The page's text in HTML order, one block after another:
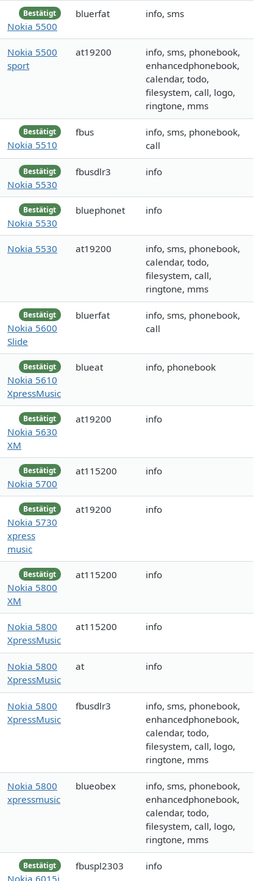
Bestätigt
Nokia 5500
bluerfat info, sms
Nokia 5500
sport
at19200
info, sms, phonebook,
enhancedphonebook,
calendar, todo,
filesystem, call, logo,
ringtone, mms
Bestätigt
Nokia 5510
fbus
info, sms, phonebook,
call
Bestätigt
Nokia 5530
fbusdlr3 info
Bestätigt
Nokia 5530
bluephonet info
Nokia 5530 at19200
info, sms, phonebook,
calendar, todo,
filesystem, call,
ringtone, mms
Bestätigt
Nokia 5600
Slide
bluerfat
info, sms, phonebook,
call
Bestätigt
Nokia 5610
XpressMusic
blueat info, phonebook
Bestätigt
Nokia 5630
XM
at19200 info
Bestätigt
Nokia 5700
at115200 info
Bestätigt
Nokia 5730
xpress
music
at19200 info
Bestätigt
Nokia 5800
XM
at115200 info
Nokia 5800
XpressMusic
at115200 info
Nokia 5800
XpressMusic
at info
Nokia 5800
XpressMusic
fbusdlr3
info, sms, phonebook,
enhancedphonebook,
calendar, todo,
filesystem, call, logo,
ringtone, mms
Nokia 5800
xpressmusic
blueobex
info, sms, phonebook,
enhancedphonebook,
calendar, todo,
filesystem, call, logo,
ringtone, mms
Bestätigt
Nokia 6015i
fbuspl2303 info